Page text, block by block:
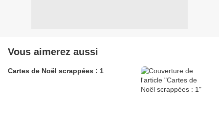
Vous aimerez aussi
Cartes de Noël scrappées : 1